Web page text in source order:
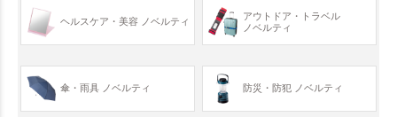
ヘルスケア・美容 ノベルティ
アウトドア・トラベル
ノベルティ
傘・雨具 ノベルティ 防災・防犯 ノベルティ